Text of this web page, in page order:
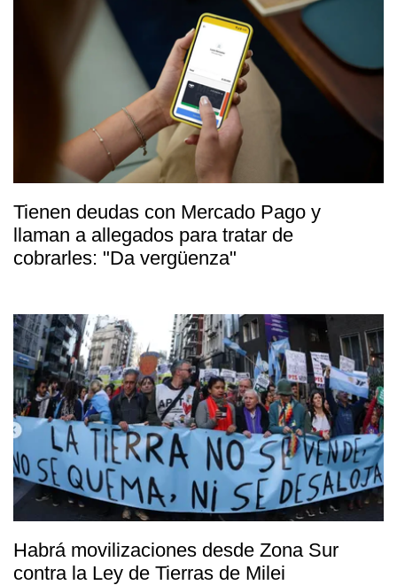
Tienen deudas con Mercado Pago y
llaman a allegados para tratar de
cobrarles: "Da vergüenza"
Habrá movilizaciones desde Zona Sur
contra la Ley de Tierras de Milei